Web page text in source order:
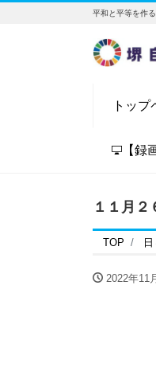
平和と平等を作
トップ
【録
１１月
TOP
2022年11